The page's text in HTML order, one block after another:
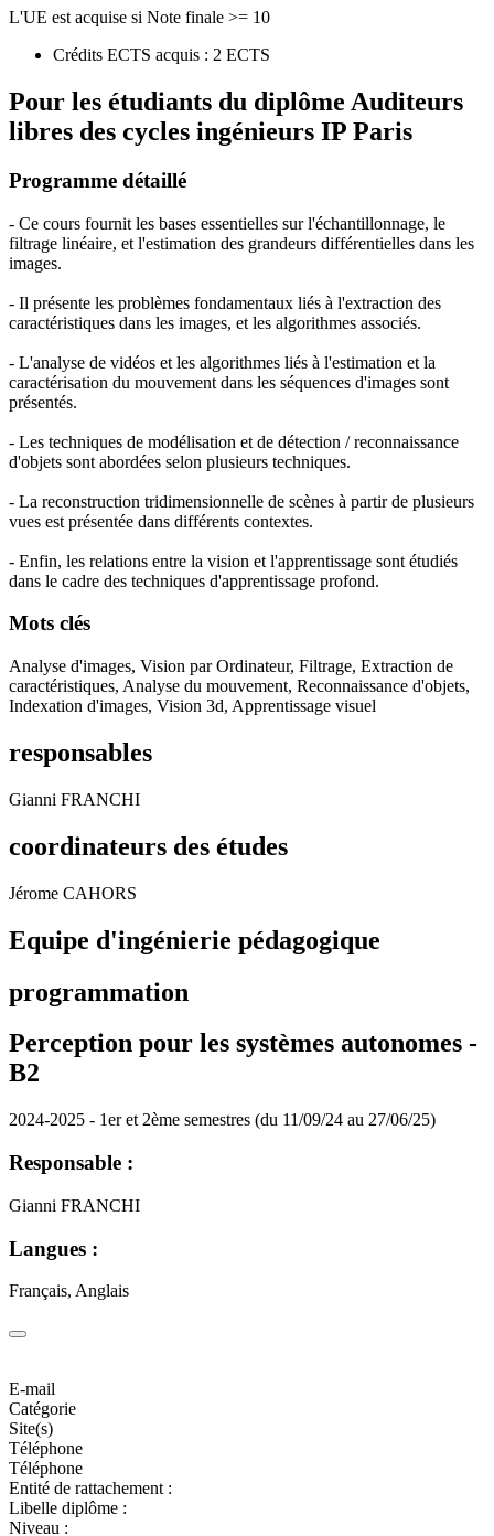
L'UE est acquise si Note finale >= 10
Crédits ECTS acquis : 2 ECTS
Pour les étudiants du diplôme Auditeurs
libres des cycles ingénieurs IP Paris
Programme détaillé
- Ce cours fournit les bases essentielles sur l'échantillonnage, le
filtrage linéaire, et l'estimation des grandeurs différentielles dans les
images.
- Il présente les problèmes fondamentaux liés à l'extraction des
caractéristiques dans les images, et les algorithmes associés.
- L'analyse de vidéos et les algorithmes liés à l'estimation et la
caractérisation du mouvement dans les séquences d'images sont
présentés.
- Les techniques de modélisation et de détection / reconnaissance
d'objets sont abordées selon plusieurs techniques.
- La reconstruction tridimensionnelle de scènes à partir de plusieurs
vues est présentée dans différents contextes.
- Enfin, les relations entre la vision et l'apprentissage sont étudiés
dans le cadre des techniques d'apprentissage profond.
Mots clés
Analyse d'images, Vision par Ordinateur, Filtrage, Extraction de
caractéristiques, Analyse du mouvement, Reconnaissance d'objets,
Indexation d'images, Vision 3d, Apprentissage visuel
responsables
Gianni FRANCHI
coordinateurs des études
Jérome CAHORS
Equipe d'ingénierie pédagogique
programmation
Perception pour les systèmes autonomes -
B2
2024-2025 - 1er et 2ème semestres (du 11/09/24 au 27/06/25)
Responsable :
Gianni FRANCHI
Langues :
Français, Anglais
E-mail
Catégorie
Site(s)
Téléphone
Téléphone
Entité de rattachement :
Libelle diplôme :
Niveau :